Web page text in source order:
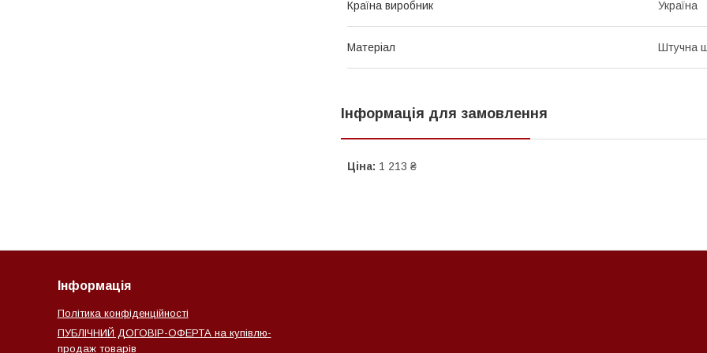
Країна виробник Україна
Матеріал Штучна
Інформація для замовлення
Ціна: 1 213 ₴
Інформація
Політика конфіденційності
ПУБЛІЧНИЙ ДОГОВІР-ОФЕРТА на купівлю-
продаж товарів